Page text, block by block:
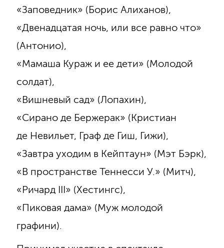
«Заповедник» (Борис Алиханов),
«Двенадцатая ночь, или все равно что»
(Антонио),
«Мамаша Кураж и ее дети» (Молодой
солдат),
«Вишневый сад» (Лопахин),
«Сирано де Бержерак» (Кристиан
де Невильет, Граф де Гиш, Гижи),
«Завтра уходим в Кейптаун» (Мэт Бэрк),
«В пространстве Теннесси У.» (Митч),
«Ричард III» (Хестингс),
«Пиковая дама» (Муж молодой
графини).